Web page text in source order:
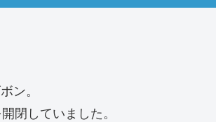
ン。
閉していました。